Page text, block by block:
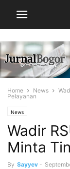
Home News
Pelayanan
News
Wadir
Minta
By Sayyev -